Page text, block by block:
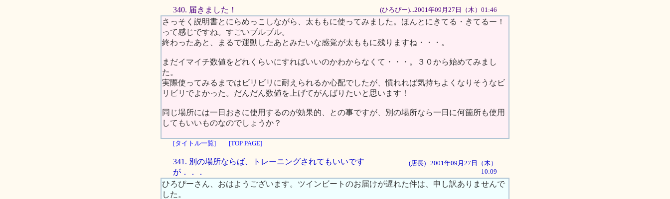
340. 届きました！ (ひろぴー)...2001年09月27日（木）01:46
さっそく説明書とにらめっこしながら、太ももに使ってみました。ほんとにきてる・きてるー！
って感じですね。すごいブルブル。
終わったあと、まるで運動したあとみたいな感覚が太ももに残りますね・・・。
まだイマイチ数値をどれくらいにすればいいのかわからなくて・・・。３０から始めてみまし
た。
実際使ってみるまではビリビリに耐えられるか心配でしたが、慣れれば気持ちよくなりそうなビ
リビリでよかった。だんだん数値を上げてがんばりたいと思います！
同じ場所には一日おきに使用するのが効果的、との事ですが、別の場所なら一日に何箇所も使用
してもいいものなのでしょうか？
[タイトル一覧] [TOP PAGE]
341. 別の場所ならば、トレーニングされてもいいです
が．．．
(店長)...2001年09月27日（木）
10:09
ひろぴーさん、おはようございます。ツインビートのお届けが遅れた件は、申し訳ありませんで
した。